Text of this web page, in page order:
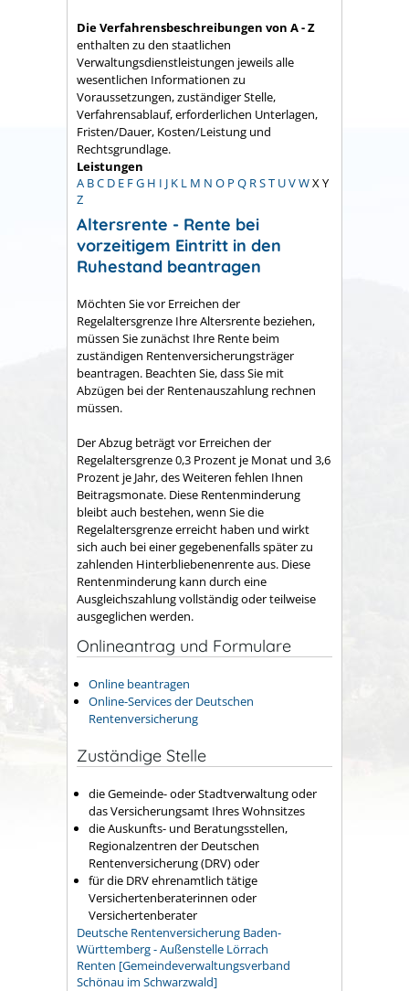
Die Verfahrensbeschreibungen von A - Z
enthalten zu den staatlichen
Verwaltungsdienstleistungen jeweils alle
wesentlichen Informationen zu
Voraussetzungen, zuständiger Stelle,
Verfahrensablauf, erforderlichen Unterlagen,
Fristen/Dauer, Kosten/Leistung und
Rechtsgrundlage.
Leistungen
A BC D E FG H I J K L M N O P Q RST UVWX Y
Z
Altersrente - Rente bei
vorzeitigem Eintritt in den
Ruhestand beantragen
Möchten Sie vor Erreichen der
Regelaltersgrenze Ihre Altersrente beziehen,
müssen Sie zunächst Ihre Rente beim
zuständigen Rentenversicherungsträger
beantragen. Beachten Sie, dass Sie mit
Abzügen bei der Rentenauszahlung rechnen
müssen.
Der Abzug beträgt vor Erreichen der
Regelaltersgrenze 0,3 Prozent je Monat und 3,6
Prozent je Jahr, des Weiteren fehlen Ihnen
Beitragsmonate. Diese Rentenminderung
bleibt auch bestehen, wenn Sie die
Regelaltersgrenze erreicht haben und wirkt
sich auch bei einer gegebenenfalls später zu
zahlenden Hinterbliebenenrente aus. Diese
Rentenminderung kann durch eine
Ausgleichszahlung vollständig oder teilweise
ausgeglichen werden.
Onlineantrag und Formulare
Online beantragen
Online-Services der Deutschen
Rentenversicherung
Zuständige Stelle
die Gemeinde- oder Stadtverwaltung oder
das Versicherungsamt Ihres Wohnsitzes
die Auskunfts- und Beratungsstellen,
Regionalzentren der Deutschen
Rentenversicherung (DRV) oder
für die DRV ehrenamtlich tätige
Versichertenberaterinnen oder
Versichertenberater
Deutsche Rentenversicherung Baden-
Württemberg - Außenstelle Lörrach
Renten [Gemeindeverwaltungsverband
Schönau im Schwarzwald]